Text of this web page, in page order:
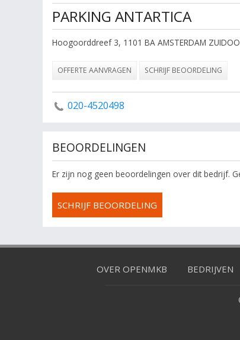
PARKING ANTARTICA
Hoogoorddreef 3, 1101 BA AMSTERDAM
OFFERTE AANVRAGEN SCHRIJF BEOORDELING
020-4520498
BEOORDELINGEN
Er zijn nog geen beoordelingen over dit bedrijf.
SCHRIJF BEOORDELING
OVER OPENMKB BEDRIJVEN